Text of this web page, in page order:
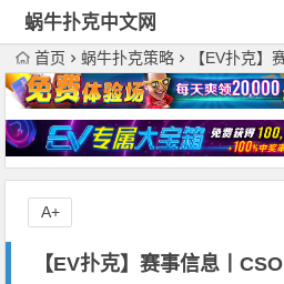
蜗牛扑克中文网
首页 蜗牛扑克策略 【EV扑克】赛事信息丨
【EV扑克】赛事信息丨
A+